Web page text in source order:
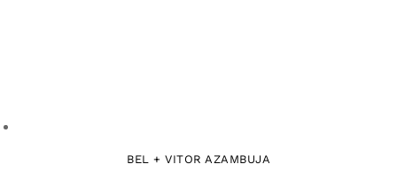
BEL + VITOR AZAMBUJA